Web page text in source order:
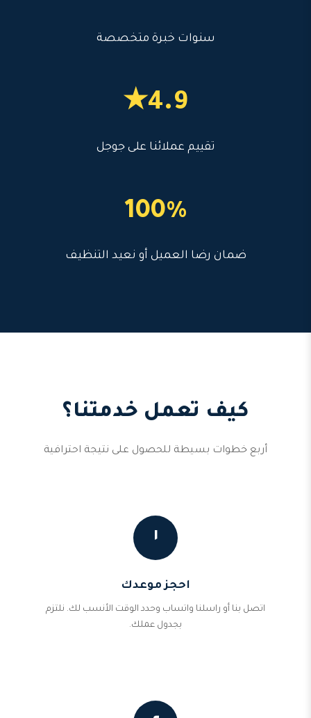
سنوات خبرة متخصصة
4.9★
تقييم عملائنا على جوجل
100%
ضمان رضا العميل أو نعيد التنظيف
كيف تعمل خدمتنا؟
أربع خطوات بسيطة للحصول على نتيجة احترافية
١
احجز موعدك
اتصل بنا أو راسلنا واتساب وحدد الوقت الأنسب لك. نلتزم
بجدول عملك.